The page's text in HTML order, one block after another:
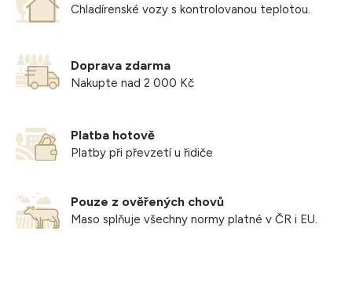
Uchování u spotřebitele v mrazničce: při -6°C 3 dny, při
-12°C 21 dní, při -18°C viz datum minimální trvanlivosti.
Po rozmrazení spotřebujte do 24h.
Po rozmrazení opět nezamražujte!
Chladírenské vozy s kontrolovanou teplotou.
Doprava zdarma
Nakupte nad 2 000 Kč
Platba hotově
Platby při převzetí u řidiče
Pouze z ověřených chovů
Maso splňuje všechny normy platné v ČR i EU.